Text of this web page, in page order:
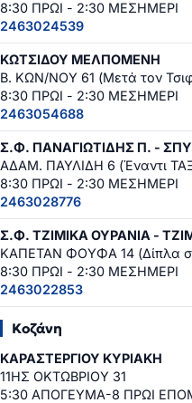
8:30 ΠΡΩΙ - 2:30 ΜΕΣΗΜΕΡΙ
2463024539
ΚΩΤΣΙΔΟΥ ΜΕΛΠΟΜΕΝΗ
Β. ΚΩΝ/ΝΟΥ 61 (Μετά τον
8:30 ΠΡΩΙ - 2:30 ΜΕΣΗΜΕΡΙ
2463054688
Σ.Φ. ΠΑΝΑΓΙΩΤΙΔΗΣ Π. -
ΑΔΑΜ. ΠΑΥΛΙΔΗ 6 (Έναντι
8:30 ΠΡΩΙ - 2:30 ΜΕΣΗΜΕΡΙ
2463028776
Σ.Φ. ΤΖΙΜΙΚΑ ΟΥΡΑΝΙΑ -
ΚΑΠΕΤΑΝ ΦΟΥΦΑ 14 (Δίπλα
8:30 ΠΡΩΙ - 2:30 ΜΕΣΗΜΕΡΙ
2463022853
Κοζάνη
ΚΑΡΑΣΤΕΡΓΙΟΥ ΚΥΡΙΑΚΗ
11ΗΣ ΟΚΤΩΒΡΙΟΥ 31
5:30 ΑΠΟΓΕΥΜΑ-8 ΠΡΩΙ